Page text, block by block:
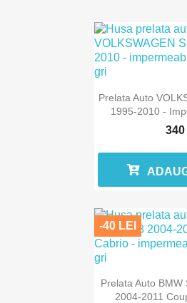

Prelata Auto
1995-2010 -
340

Prelata Auto BMW
2004-2011
-40 LEI